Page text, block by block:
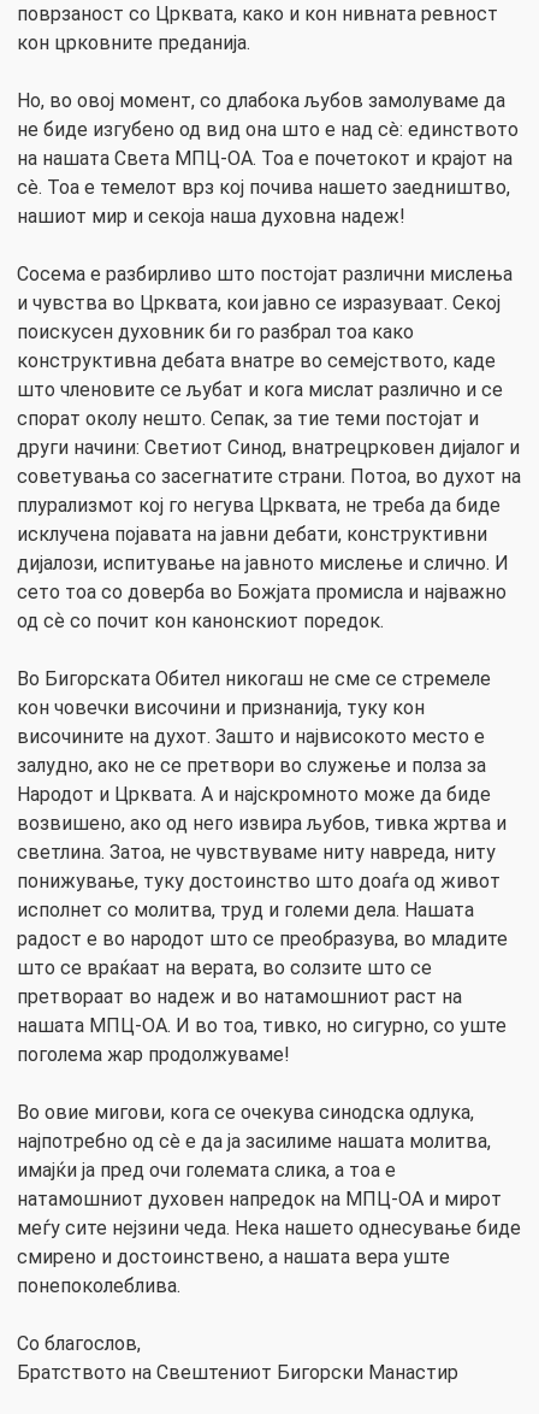
поврзаност со Црквата, како и кон нивната ревност
кон црковните преданија.
Но, во овој момент, со длабока љубов замолуваме да
не биде изгубено од вид она што е над сè: единството
на нашата Света МПЦ-ОА. Тоа е почетокот и крајот на
сè. Тоа е темелот врз кој почива нашето заедништво,
нашиот мир и секоја наша духовна надеж!
Сосема е разбирливо што постојат различни мислења
и чувства во Црквата, кои јавно се изразуваат. Секој
поискусен духовник би го разбрал тоа како
конструктивна дебата внатре во семејството, каде
што членовите се љубат и кога мислат различно и се
спорат околу нешто. Сепак, за тие теми постојат и
други начини: Светиот Синод, внатрецрковен дијалог и
советувања со засегнатите страни. Потоа, во духот на
плурализмот кој го негува Црквата, не треба да биде
исклучена појавата на јавни дебати, конструктивни
дијалози, испитување на јавното мислење и слично. И
сето тоа со доверба во Божјата промисла и најважно
од сѐ со почит кон канонскиот поредок.
Во Бигорската Обител никогаш не сме се стремеле
кон човечки височини и признанија, туку кон
височините на духот. Зашто и највисокото место е
залудно, ако не се претвори во служење и полза за
Народот и Црквата. А и најскромното може да биде
возвишено, ако од него извира љубов, тивка жртва и
светлина. Затоа, не чувствуваме ниту навреда, ниту
понижување, туку достоинство што доаѓа од живот
исполнет со молитва, труд и големи дела. Нашата
радост е во народот што се преобразува, во младите
што се враќаат на верата, во солзите што се
претвораат во надеж и во натамошниот раст на
нашата МПЦ-ОА. И во тоа, тивко, но сигурно, со уште
поголема жар продолжуваме!
Во овие мигови, кога се очекува синодска одлука,
најпотребно од сè е да ја засилиме нашата молитва,
имајќи ја пред очи големата слика, а тоа е
натамошниот духовен напредок на МПЦ-ОА и мирот
меѓу сите нејзини чеда. Нека нашето однесување биде
смирено и достоинствено, а нашата вера уште
понепоколеблива.
Со благослов,
Братството на Свештениот Бигорски Манастир